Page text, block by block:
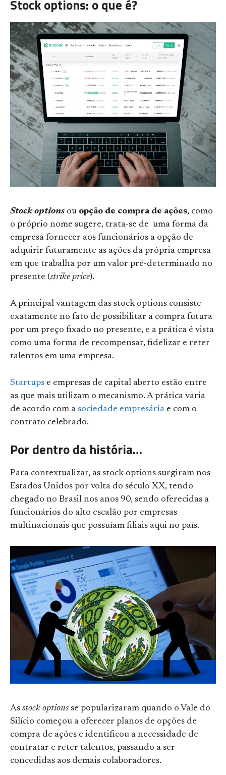
Stock options: o que é?
Stock options ou opção de compra de ações, como
o próprio nome sugere, trata-se de uma forma da
empresa fornecer aos funcionários a opção de
adquirir futuramente as ações da própria empresa
em que trabalha por um valor pré-determinado no
presente (strike price).
A principal vantagem das stock options consiste
exatamente no fato de possibilitar a compra futura
por um preço fixado no presente, e a prática é vista
como uma forma de recompensar, fidelizar e reter
talentos em uma empresa.
Startups e empresas de capital aberto estão entre
as que mais utilizam o mecanismo. A prática varia
de acordo com a sociedade empresária e com o
contrato celebrado.
Por dentro da história…
Para contextualizar, as stock options surgiram nos
Estados Unidos por volta do século XX, tendo
chegado no Brasil nos anos 90, sendo oferecidas a
funcionários do alto escalão por empresas
multinacionais que possuíam filiais aqui no país.
As stock options se popularizaram quando o Vale do
Silício começou a oferecer planos de opções de
compra de ações e identificou a necessidade de
contratar e reter talentos, passando a ser
concedidas aos demais colaboradores.